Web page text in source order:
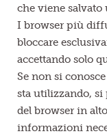
che viene salvato
I browser più
bloccare
accettando solo
Se non si
sta utilizzando, si
del browser in
informazioni